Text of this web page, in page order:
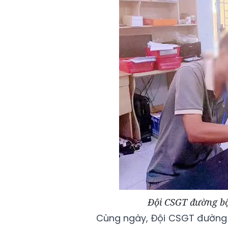
Đội CSGT đường
Cùng ngày, Đội CSGT